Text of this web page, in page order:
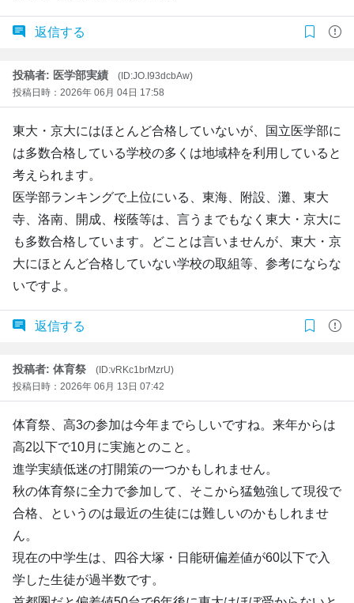
返信する
投稿者: 医学部実績
(ID:JO.I93dcbAw)
投稿日時：2026年 06月 04日 17:58
東大・京大にはほとんど合格していないが、国立医学部に
は多数合格している学校の多くは地域枠を利用していると
考えられます。
医学部ランキングで上位にいる、東海、附設、灘、東大
寺、洛南、開成、桜蔭等は、言うまでもなく東大・京大に
も多数合格しています。どことは言いませんが、東大・京
大にほとんど合格していない学校の取組等、参考にならな
いですよ。
返信する
投稿者: 体育祭
(ID:vRKc1brMzrU)
投稿日時：2026年 06月 13日 07:42
体育祭、高3の参加は今年までらしいですね。来年からは
高2以下で10月に実施とのこと。
進学実績低迷の打開策の一つかもしれません。
秋の体育祭に全力で参加して、そこから猛勉強して現役で
合格、というのは最近の生徒には難しいのかもしれませ
ん。
現在の中学生は、四谷大塚・日能研偏差値が60以下で入
学した生徒が過半数です。